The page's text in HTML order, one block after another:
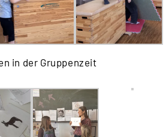
in der Gruppenzeit